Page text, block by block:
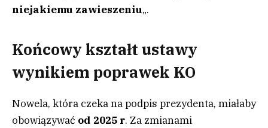
niejakiemu zawieszeniu„.
Końcowy kształt ustawy
wynikiem poprawek KO
Nowela, która czeka na podpis prezydenta, miałaby
obowiązywać od 2025 r. Za zmianami